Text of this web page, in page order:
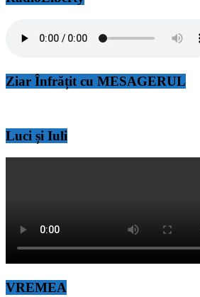
Ziar Înfrățit cu MESAGERUL
Luci și Iuli
VREMEA